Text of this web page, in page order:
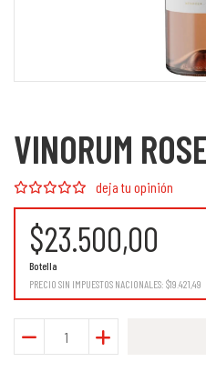
VINORUM
deja tu opinión
$23.500,00
Botella
PRECIO SIN IMPUESTOS NACIONALES: $19.421,49